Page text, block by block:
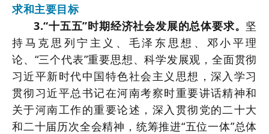
求和主要目标
3.“十五五”时期经济社会发展的总体要求。 坚
持马克思列宁主义、毛泽东思想、邓小平理
论、“三个代表”重要思想、科学发展观，全面贯彻
习近平新时代中国特色社会主义思想，深入学习
贯彻习近平总书记在河南考察时重要讲话精神和
关于河南工作的重要论述，深入贯彻党的二十大
和二十届历次全会精神，统筹推进“五位一体”总体